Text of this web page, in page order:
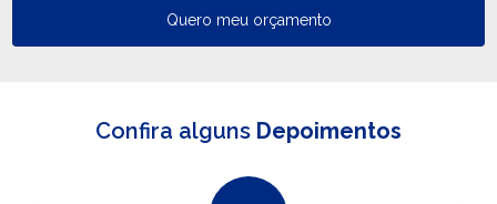
Quero meu orçamento
Confira alguns Depoimentos